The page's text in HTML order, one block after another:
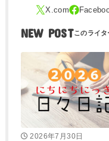
NEW POST
2026年7月30日